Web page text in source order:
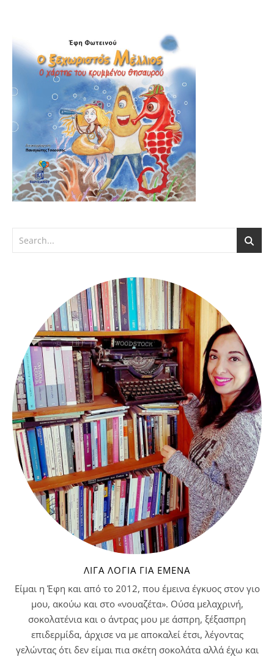
ΛΊΓΑ ΛΌΓΙΑ ΓΙΑ ΕΜΈΝΑ
Είμαι η Έφη και από το 2012, που έμεινα έγκυος στον γιο
μου, ακούω και στο «νουαζέτα». Ούσα μελαχρινή,
σοκολατένια και ο άντρας μου με άσπρη, ξέξασπρη
επιδερμίδα, άρχισε να με αποκαλεί έτσι, λέγοντας
γελώντας ότι δεν είμαι πια σκέτη σοκολάτα αλλά έχω και